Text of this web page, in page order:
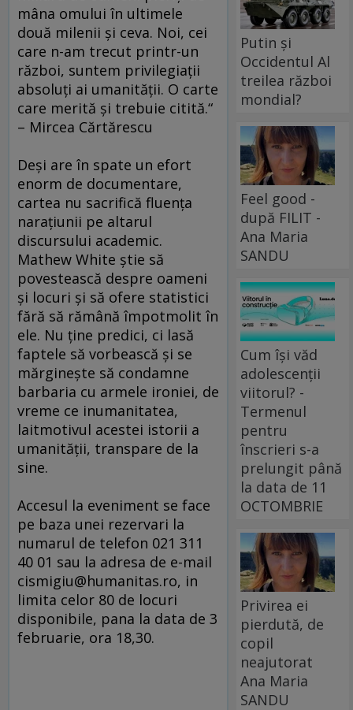
mâna omului în ultimele
două milenii și ceva. Noi, cei
care n-am trecut printr-un
război, suntem privilegiații
absoluți ai umanității. O carte
care merită și trebuie citită.“
– Mircea Cărtărescu
Deşi are în spate un efort
enorm de documentare,
cartea nu sacrifică fluenţa
naraţiunii pe altarul
discursului academic.
Mathew White ştie să
povestească despre oameni
şi locuri şi să ofere statistici
fără să rămână împotmolit în
ele. Nu ţine predici, ci lasă
faptele să vorbească şi se
mărgineşte să condamne
barbaria cu armele ironiei, de
vreme ce inumanitatea,
laitmotivul acestei istorii a
umanităţii, transpare de la
sine.
Accesul la eveniment se face
pe baza unei rezervari la
numarul de telefon 021 311
40 01 sau la adresa de e-mail
cismigiu@humanitas.ro, in
limita celor 80 de locuri
disponibile, pana la data de 3
februarie, ora 18,30.
Putin și
Occidentul Al
treilea război
mondial?
Feel good -
după FILIT -
Ana Maria
SANDU
Cum își văd
adolescenții
viitorul? -
Termenul
pentru
înscrieri s-a
prelungit până
la data de 11
OCTOMBRIE
Privirea ei
pierdută, de
copil
neajutorat
Ana Maria
SANDU